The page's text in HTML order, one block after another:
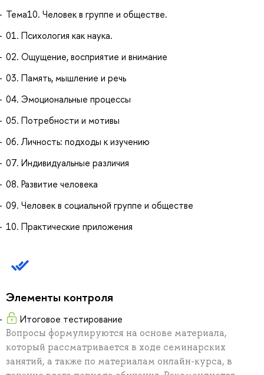
Тема10. Человек в группе и обществе.
01. Психология как наука.
02. Ощущение, восприятие и внимание
03. Память, мышление и речь
04. Эмоциональные процессы
05. Потребности и мотивы
06. Личность: подходы к изучению
07. Индивидуальные различия
08. Развитие человека
09. Человек в социальной группе и обществе
10. Практические приложения
Элементы контроля
Итоговое тестирование
Вопросы формулируются на основе материала,
который рассматривается в ходе семинарских
занятий, а также по материалам онлайн-курса, в